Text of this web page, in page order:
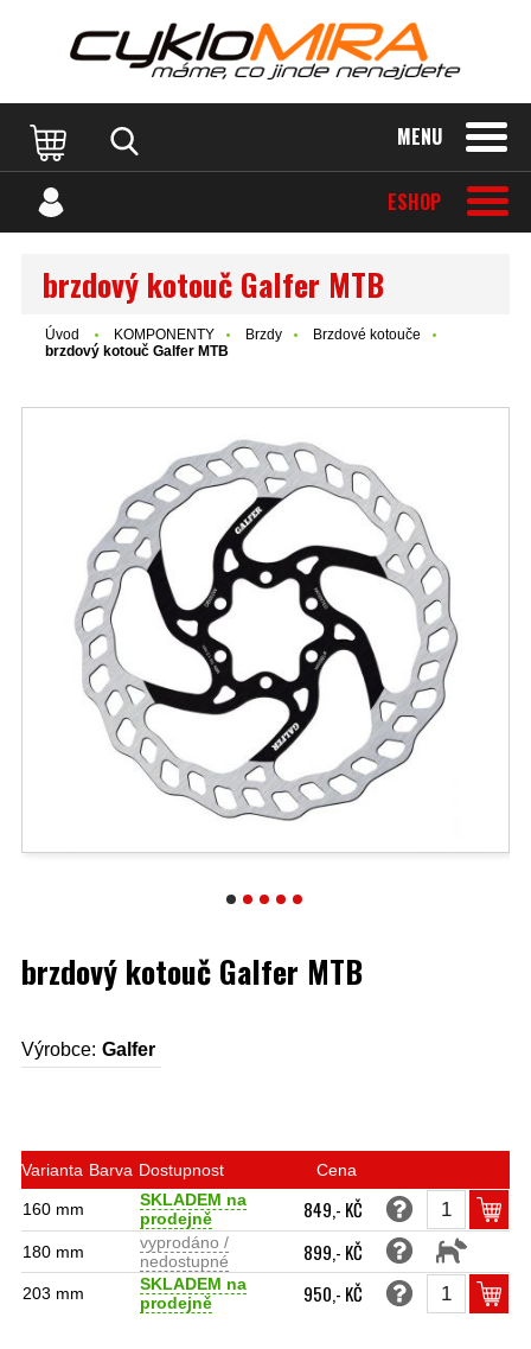
MENU
ESHOP
brzdový kotouč Galfer MTB
Úvod KOMPONENTY Brzdy
Brzdové kotouče
brzdový kotouč Galfer MTB
brzdový kotouč Galfer MTB
Výrobce: Galfer
Varianta Barva Dostupnost Cena
160 mm
SKLADEM na
prodejně
849,- KČ
180 mm
vyprodáno /
nedostupné
899,- KČ
203 mm
SKLADEM na
prodejně
950,- KČ